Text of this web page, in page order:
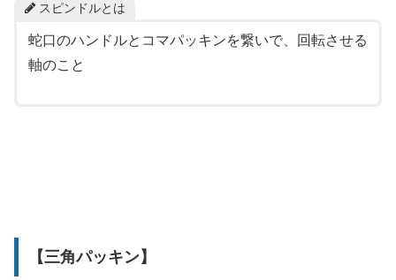
スピンドルとは
蛇口のハンドルとコマパッキンを繋いで、回転させる
軸のこと
【三角パッキン】